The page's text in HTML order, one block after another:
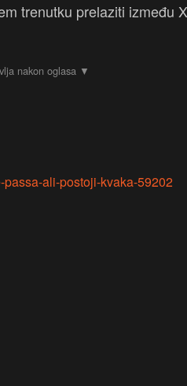
trenutku prelaziti između
ali-postoji-kvaka-59202